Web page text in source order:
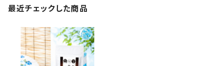
最近チェックした商品